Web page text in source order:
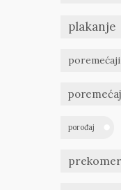
plakanje
porođaj